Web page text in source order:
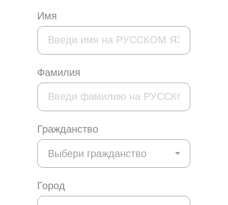
Имя
Фамилия
Гражданство
Город